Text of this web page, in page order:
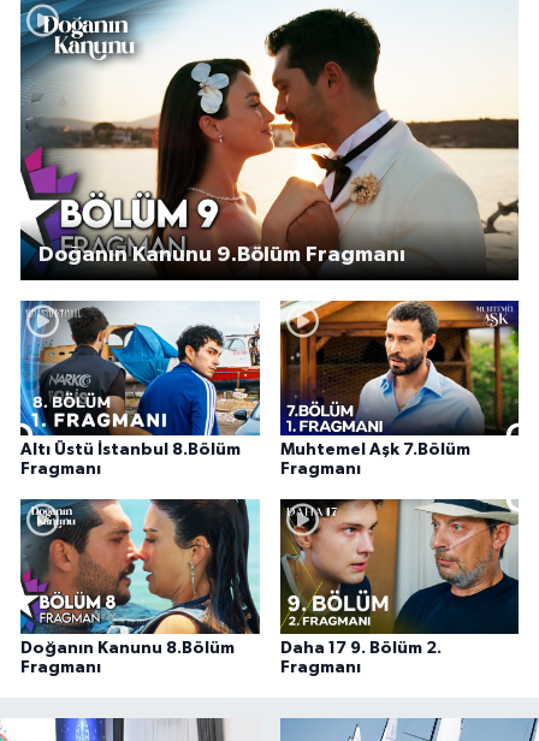
Doğanın Kanunu 9.Bölüm Fragmanı
Altı Üstü İstanbul 8.Bölüm
Fragmanı
Muhtemel Aşk 7.Bölüm
Fragmanı
Doğanın Kanunu 8.Bölüm
Fragmanı
Daha 17 9. Bölüm 2.
Fragmanı